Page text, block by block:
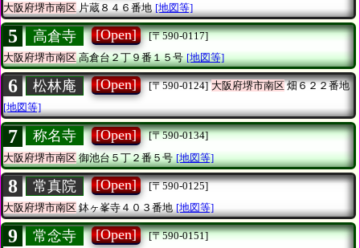
大阪府堺市南区 片蔵８４６番地 [地図等]
5 高倉寺 [Open]
[〒590-0117]
大阪府堺市南区高倉台２丁９番１５号 [地図等]
6 松林庵 [Open] [〒590-0124] 大阪府堺市南区畑６２２番地
[地図等]
7 称名寺 [Open]
[〒590-0134]
大阪府堺市南区御池台５丁２番５号 [地図等]
8 常真院 [Open]
[〒590-0125]
大阪府堺市南区鉢ヶ峯寺４０３番地 [地図等]
9 常念寺 [Open]
[〒590-0151]